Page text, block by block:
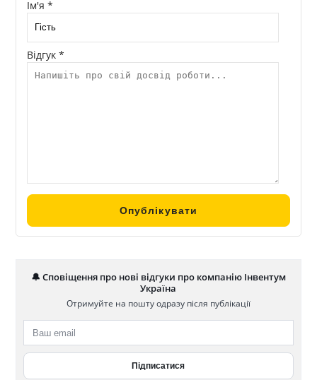
Ім'я *
Відгук *
🔔 Сповіщення про нові відгуки про компанію Інвентум
Україна
Отримуйте на пошту одразу після публікації